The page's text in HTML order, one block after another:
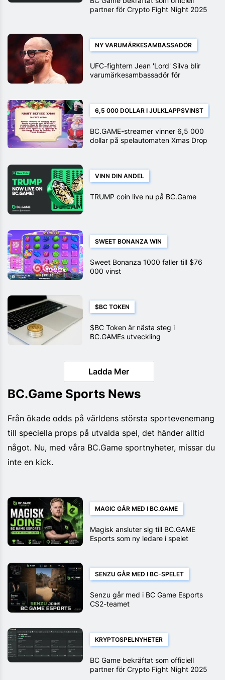
partner för Crypto Fight Night 2025
NY VARUMÄRKESAMBASSADÖR
UFC-fightern Jean 'Lord' Silva blir
varumärkesambassadör för
6,5 000 DOLLAR I JULKLAPPSVINST
BC.GAME-streamer vinner 6,5 000
dollar på spelautomaten Xmas Drop
VINN DIN ANDEL
TRUMP coin live nu på BC.Game
SWEET BONANZA WIN
Sweet Bonanza 1000 faller till $76
000 vinst
$BC TOKEN
$BC Token är nästa steg i
BC.GAMEs utveckling
Ladda Mer
BC.Game Sports News
Från ökade odds på världens största sportevenemang
till speciella props på utvalda spel, det händer alltid
något. Nu, med våra BC.Game sportnyheter, missar du
inte en kick.
MAGIC GÅR MED I BC.GAME
Magisk ansluter sig till BC.GAME
Esports som ny ledare i spelet
SENZU GÅR MED I BC-SPELET
Senzu går med i BC Game Esports
CS2-teamet
KRYPTOSPELNYHETER
BC Game bekräftat som officiell
partner för Crypto Fight Night 2025